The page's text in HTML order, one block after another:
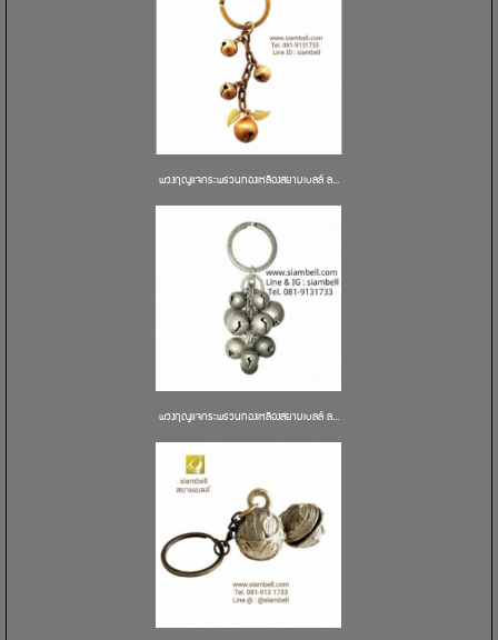
พวงกุญแจกระพรวนทองเหลืองสยามเบลล์ ล...
พวงกุญแจกระพรวนทองเหลืองสยามเบลล์ ล...